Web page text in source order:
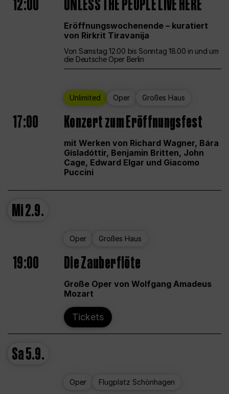
12:00 UNLESS THE PEOPLE LIVE HERE
Eröffnungswochenende – kuratiert
von Rirkrit Tiravanija
Von Samstag 12.00 bis Sonntag 18.00 in und um
die Deutsche Oper Berlin
Unlimited Oper Großes Haus
17:00 Konzert zum Eröffnungsfest
mit Werken von Richard Wagner, Bára
Gísladóttir, Benjamin Britten, John
Cage, Edward Elgar und Giacomo
Puccini
Mi2.9.
Oper Großes Haus
19:00 Die Zauberflöte
Große Oper von Wolfgang Amadeus
Mozart
Tickets
Sa5.9.
Oper Flugplatz Schönhagen